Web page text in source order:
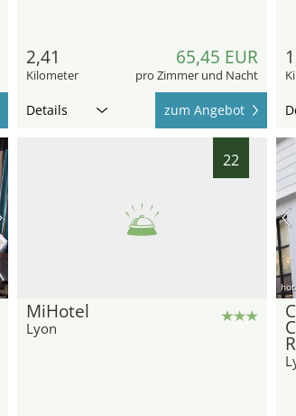
2,41
Kilometer
65,45 EUR
pro Zimmer und Nacht
Details zum Angebot
22
MiHotel
Lyon